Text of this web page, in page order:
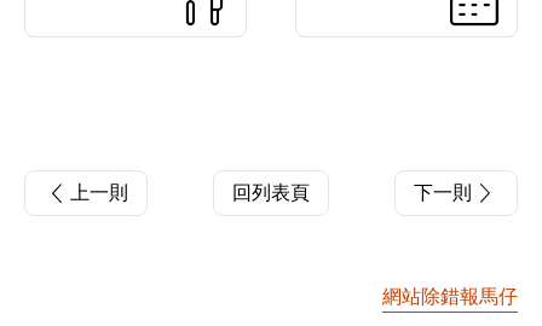
上一則 回列表頁 下一則
網站除錯報馬仔